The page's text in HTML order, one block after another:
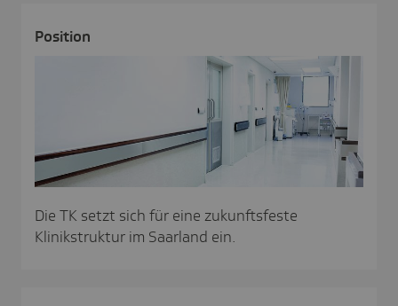
Posi­tion
Die TK setzt sich für eine zukunftsfeste
Klinikstruktur im Saarland ein.